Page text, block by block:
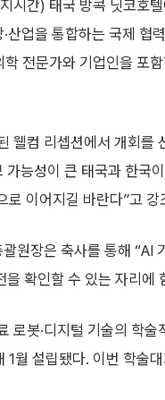
시간) 태국 방콕 닛코호텔
산업을 통합하는 국제 협
전문가와 기업인을 포
웰컴 리셉션에서 개회를
능성이 큰 태국과 한국
로 이어지길 바란다”고 강
원장은 축사를 통해 “AI
확인할 수 있는 자리에
로봇·디지털 기술의 학
월 설립됐다. 이번 학술